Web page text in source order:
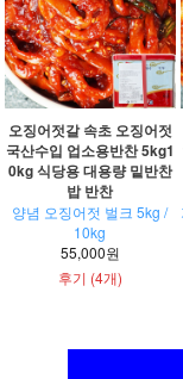
오징어젓갈 속초 오징어젓
국산수입 업소용반찬 5kg1
0kg 식당용 대용량 밑반찬
밥 반찬
양념 오징어젓 벌크 5kg /
10kg
55,000원
후기 (4개)